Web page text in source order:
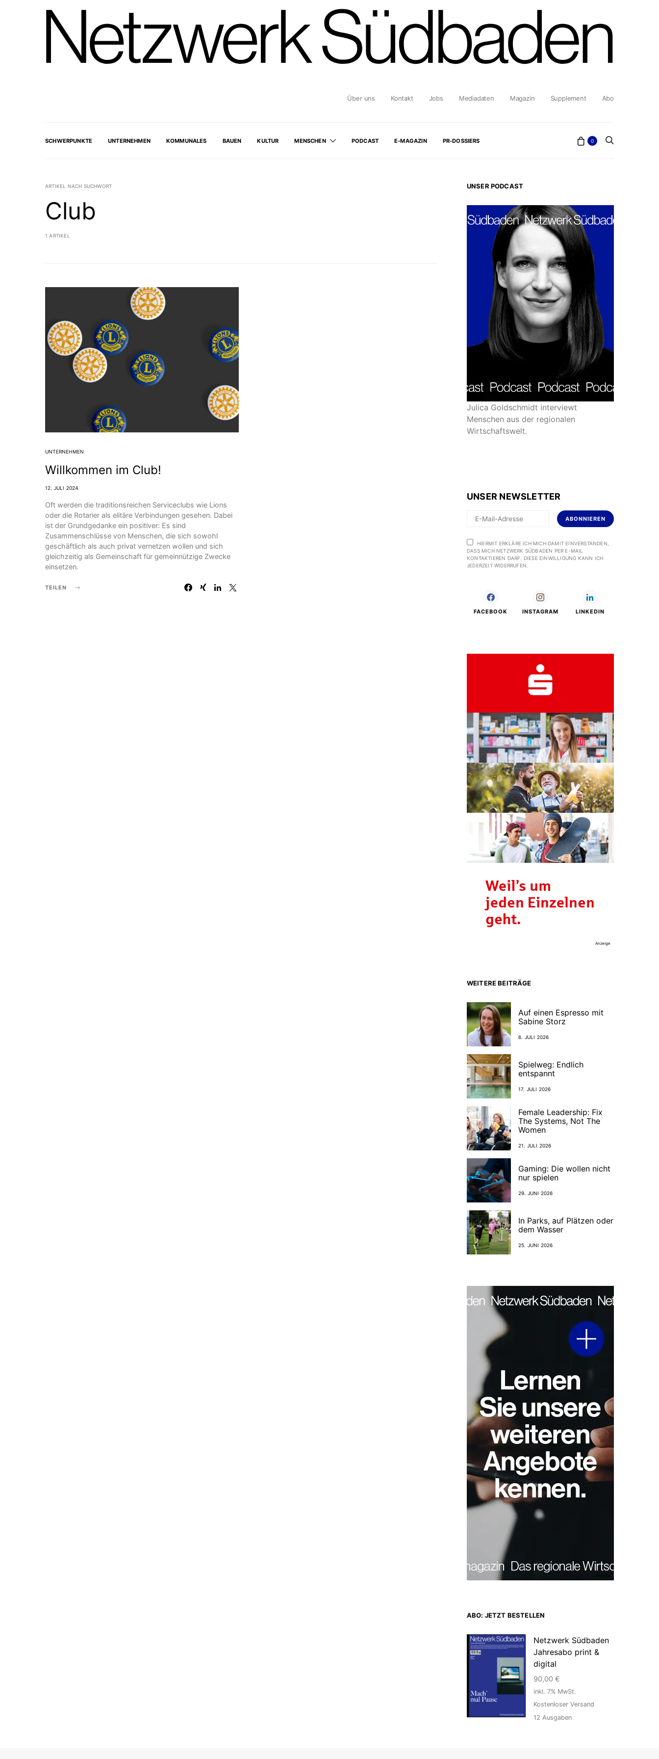
Über uns Kontakt Jobs Mediadaten Magazin Supplement Abo
SCHWERPUNKTE UNTERNEHMEN KOMMUNALES BAUEN KULTUR MENSCHEN PODCAST E-MAGAZIN PR-DOSSIERS 0
ARTIKEL NACH SUCHWORT
Club
1 ARTIKEL
UNTERNEHMEN
Willkommen im Club!
12. JULI 2024
Oft werden die traditionsreichen Serviceclubs wie Lions
oder die Rotarier als elitäre Verbindungen gesehen. Dabei
ist der Grund­gedanke ein positiver: Es sind
Zusammenschlüsse von Menschen, die sich sowohl
geschäftlich als auch privat vernetzen wollen und sich
gleichzeitig als Gemeinschaft für gemeinnützige Zwecke
einsetzen.
TEILEN
UNSER PODCAST
Julica Goldschmidt interviewt
Menschen aus der regionalen
Wirtschaftswelt.
UNSER NEWSLETTER
ABONNIEREN
HIERMIT ERKLÄRE ICH MICH DAMIT EINVERSTANDEN,
DASS MICH NETZWERK SÜDBADEN PER E-MAIL
KONTAKTIEREN DARF. DIESE EINWILLIGUNG KANN ICH
JEDERZEIT WIDERRUFEN.
FACEBOOK INSTAGRAM LINKEDIN
Anzeige
WEITERE BEITRÄGE
Auf einen Espresso mit
Sabine Storz
6. JULI 2026
Spielweg: Endlich
entspannt
17. JULI 2026
Female Leadership: Fix
The Systems, Not The
Women
21. JULI 2026
Gaming: Die wollen nicht
nur spielen
29. JUNI 2026
In Parks, auf Plätzen oder
dem Wasser
25. JUNI 2026
ABO: JETZT BESTELLEN
Netzwerk Südbaden
Jahresabo print &
digital
90,00 €
inkl. 7% MwSt.
Kostenloser Versand
12 Ausgaben